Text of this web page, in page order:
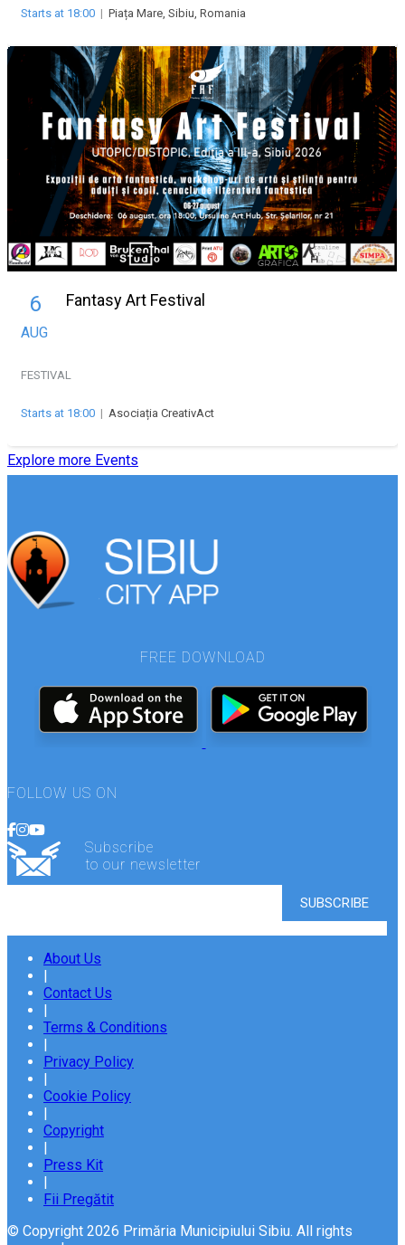
Starts at 18:00 | Piața Mare, Sibiu, Romania
6
AUG
Fantasy Art Festival
FESTIVAL
Starts at 18:00 | Asociația CreativAct
Explore more Events
FREE DOWNLOAD
FOLLOW US ON
Subscribe
to our newsletter
About Us
|
Contact Us
|
Terms & Conditions
|
Privacy Policy
|
Cookie Policy
|
Copyright
|
Press Kit
|
Fii Pregătit
© Copyright 2026 Primăria Municipiului Sibiu. All rights